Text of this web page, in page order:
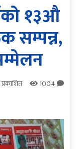
१३औ
सम्पन्न,
1004